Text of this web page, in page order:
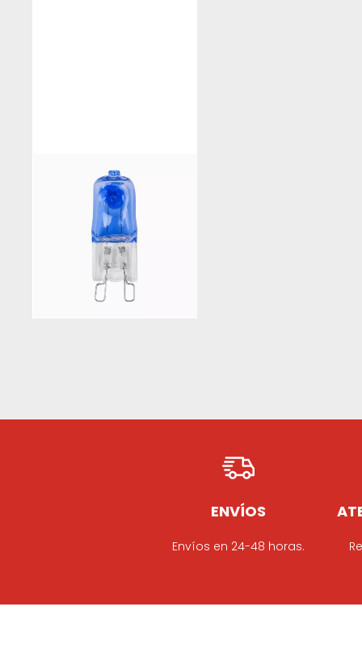
ENVÍOS
Envíos en 24-48 horas.